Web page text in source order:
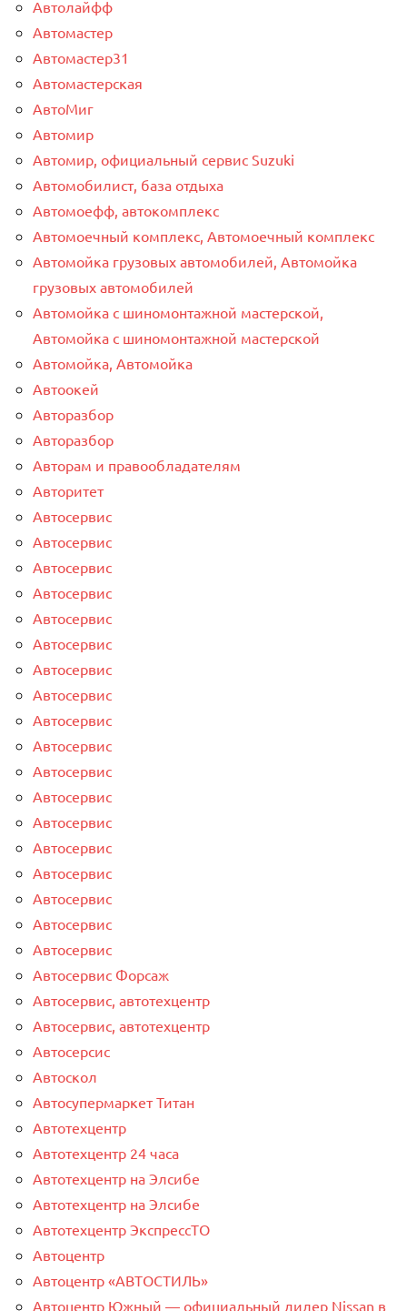
Автолайфф
Автомастер
Автомастер31
Автомастерская
АвтоМиг
Автомир
Автомир, официальный сервис Suzuki
Автомобилист, база отдыха
Автомоефф, автокомплекс
Автомоечный комплекс, Автомоечный комплекс
Автомойка грузовых автомобилей, Автомойка
грузовых автомобилей
Автомойка с шиномонтажной мастерской,
Автомойка с шиномонтажной мастерской
Автомойка, Автомойка
Автоокей
Авторазбор
Авторазбор
Авторам и правообладателям
Авторитет
Автосервис
Автосервис
Автосервис
Автосервис
Автосервис
Автосервис
Автосервис
Автосервис
Автосервис
Автосервис
Автосервис
Автосервис
Автосервис
Автосервис
Автосервис
Автосервис
Автосервис
Автосервис
Автосервис Форсаж
Автосервис, автотехцентр
Автосервис, автотехцентр
Автосерсис
Автоскол
Автосупермаркет Титан
Автотехцентр
Автотехцентр 24 часа
Автотехцентр на Элсибе
Автотехцентр на Элсибе
Автотехцентр ЭкспрессТО
Автоцентр
Автоцентр «АВТОСТИЛЬ»
Автоцентр Южный — официальный дилер Nissan в